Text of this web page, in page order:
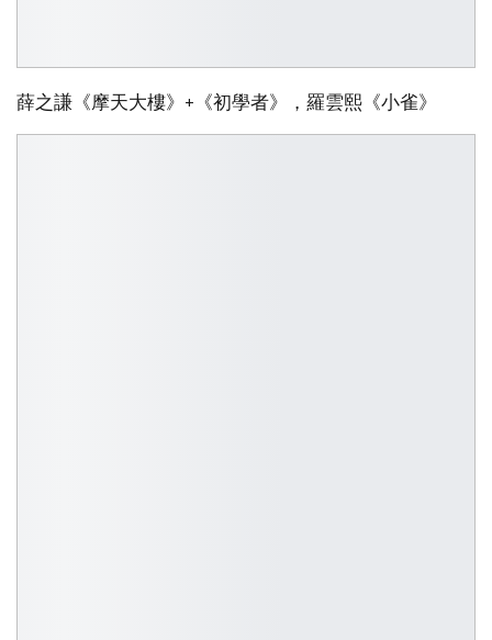
薛之謙《摩天大樓》+《初學者》，羅雲熙《小雀》